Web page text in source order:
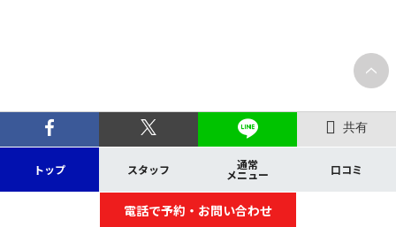
共有
トップ スタッフ 通常
メニュー 口コミ
電話で予約・お問い合わせ